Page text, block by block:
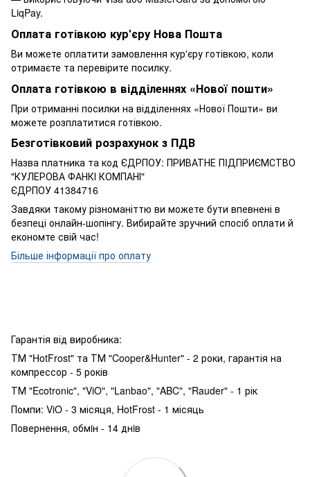
LiqPay.
Оплата готівкою кур'єру Нова Пошта
Ви можете оплатити замовлення кур'єру готівкою, коли
отримаєте та перевірите посилку.
Оплата готівкою в відділеннях «Нової пошти»
При отриманні посилки на відділеннях «Нової Пошти» ви
можете розплатитися готівкою.
Безготівковий розрахунок з ПДВ
Назва платника та код ЄДРПОУ: ПРИВАТНЕ ПIДПРИЄМСТВО
"КУЛЕРОВА ФАНКІ КОМПАНІ"
ЄДРПОУ 41384716
Завдяки такому різноманіттю ви можете бути впевнені в
безпеці онлайн-шопінгу. Вибирайте зручний спосіб оплати й
економте свій час!
Більше інформації про оплату
Гарантія від виробника:
ТМ "HotFrost" та ТМ "Cooper&Hunter" - 2 роки, гарантія на
компрессор - 5 років
ТМ "Ecotronic", "ViO", "Lanbao", "ABC", "Rauder" - 1 рік
Помпи: ViO - 3 місяця, HotFrost - 1 місяць
Повернення, обмiн - 14 днiв